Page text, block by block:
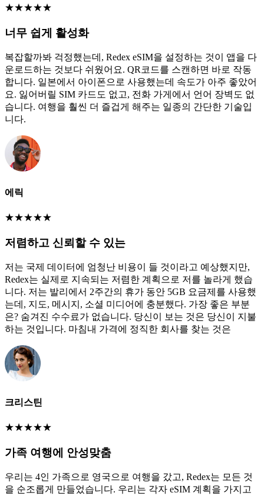
★★★★★
너무 쉽게 활성화
복잡할까봐 걱정했는데, Redex eSIM을 설정하는 것이 앱을 다
운로드하는 것보다 쉬웠어요. QR코드를 스캔하면 바로 작동
합니다. 일본에서 아이폰으로 사용했는데 속도가 아주 좋았어
요. 잃어버릴 SIM 카드도 없고, 전화 가게에서 언어 장벽도 없
습니다. 여행을 훨씬 더 즐겁게 해주는 일종의 간단한 기술입
니다.
에릭
★★★★★
저렴하고 신뢰할 수 있는
저는 국제 데이터에 엄청난 비용이 들 것이라고 예상했지만,
Redex는 실제로 지속되는 저렴한 계획으로 저를 놀라게 했습
니다. 저는 발리에서 2주간의 휴가 동안 5GB 요금제를 사용했
는데, 지도, 메시지, 소셜 미디어에 충분했다. 가장 좋은 부분
은? 숨겨진 수수료가 없습니다. 당신이 보는 것은 당신이 지불
하는 것입니다. 마침내 가격에 정직한 회사를 찾는 것은
크리스틴
★★★★★
가족 여행에 안성맞춤
우리는 4인 가족으로 영국으로 여행을 갔고, Redex는 모든 것
을 순조롭게 만들었습니다. 우리는 각자 eSIM 계획을 가지고